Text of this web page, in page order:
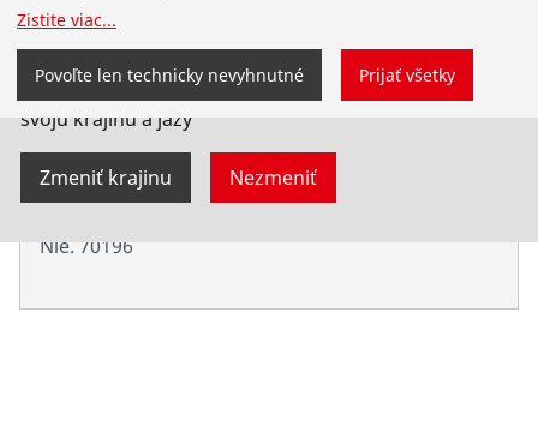
Pečenie f.A.-Rohrz.ALUDUR/HEAVY D.,36"
Nie. 70196
ROTHENBERGER pre Slovensko. Môžete si tiež vybrať
svoju krajinu a jazy
Zmeniť krajinu Nezmeniť
Zistite viac...
Povoľte len technicky nevyhnutné Prijať všetky